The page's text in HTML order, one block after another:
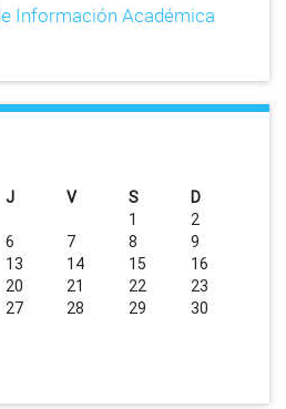
Información Académica
J V S D
1
2
6 7 8
9
13 14 15
16
20 21 22
23
27 28 29
30